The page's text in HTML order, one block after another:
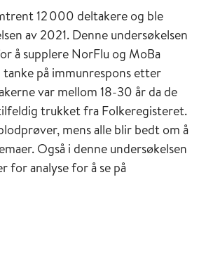
12 000 deltakere og ble
av 2021. Denne undersøkelsen
å supplere NorFlu og MoBa
tanke på immunrespons etter
var mellom 18-30 år da de
trukket fra Folkeregisteret.
mens alle blir bedt om å
Også i denne undersøkelsen
for analyse for å se på